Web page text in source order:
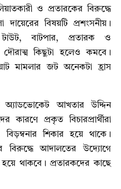
ও প্রতারকের বিরুদ্ধে
বিষয়টি প্রশংসনীয়।
বাটপার, প্রতারক ও
দৌরাত্ম কিছুটা হলেও কমবে।
মামলার জট অনেকটা হ্রাস
অ্যাডভোকেট আখতার উদ্দিন
কারণে প্রকৃত বিচারপ্রার্থীরা
শিকার হয়ে থাকে।
বিরুদ্ধে আদালতের উদ্যোগে
হয়ে থাকবে। প্রতারকদের কাছে